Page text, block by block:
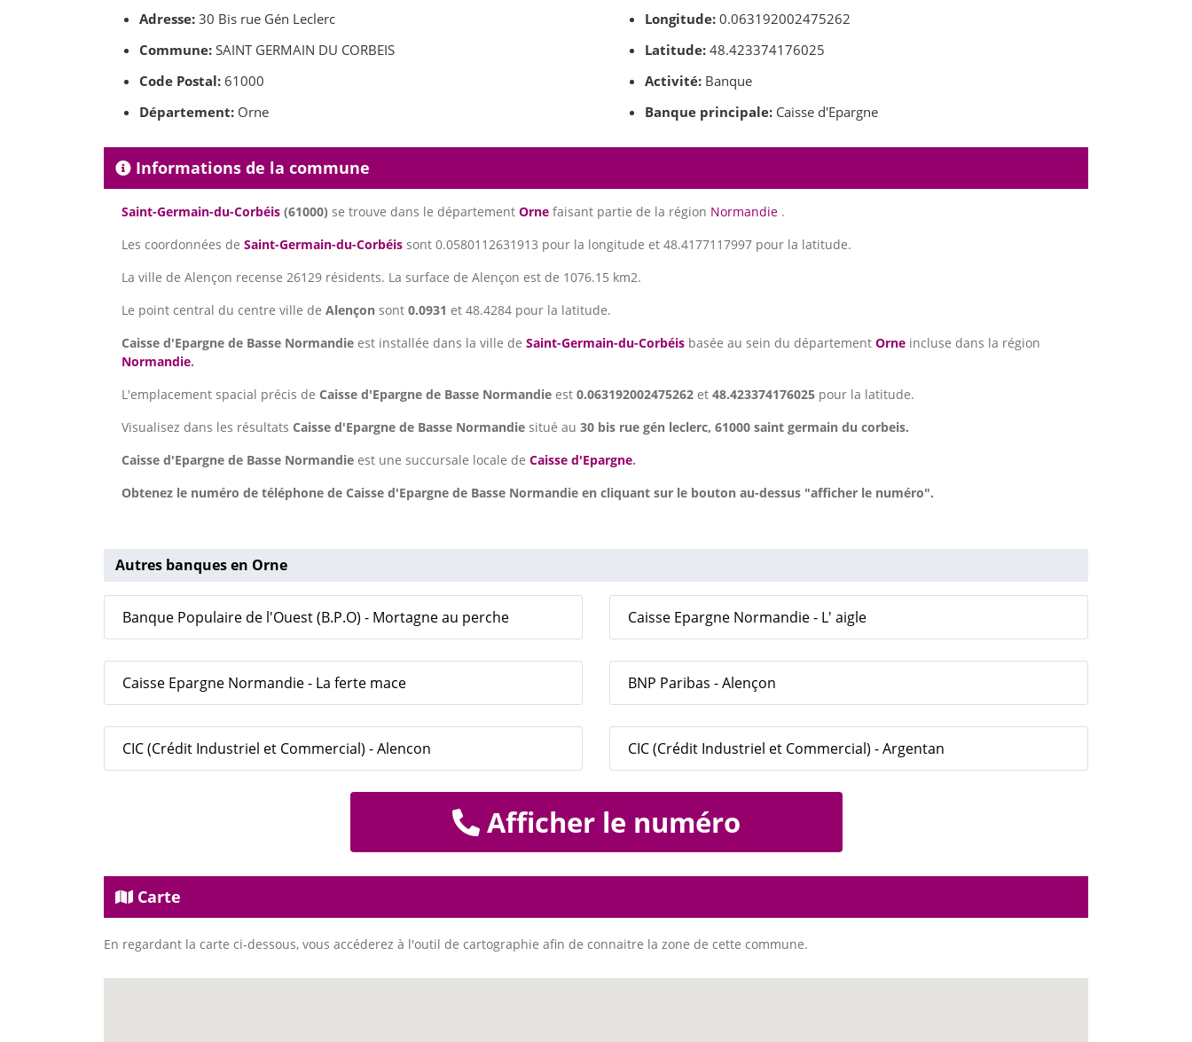
Adresse: 30 Bis rue Gén Leclerc
Commune: SAINT GERMAIN DU CORBEIS
Code Postal: 61000
Département: Orne
Longitude: 0.063192002475262
Latitude: 48.423374176025
Activité: Banque
Banque principale: Caisse d'Epargne
Informations de la commune
Saint-Germain-du-Corbéis (61000) se trouve dans le département Orne faisant partie de la région Normandie .
Les coordonnées de Saint-Germain-du-Corbéis sont 0.0580112631913 pour la longitude et 48.4177117997 pour la latitude.
La ville de Alençon recense 26129 résidents. La surface de Alençon est de 1076.15 km2.
Le point central du centre ville de Alençon sont 0.0931 et 48.4284 pour la latitude.
Caisse d'Epargne de Basse Normandie est installée dans la ville de Saint-Germain-du-Corbéis basée au sein du département Orne incluse dans la région
Normandie.
L'emplacement spacial précis de Caisse d'Epargne de Basse Normandie est 0.063192002475262 et 48.423374176025 pour la latitude.
Visualisez dans les résultats Caisse d'Epargne de Basse Normandie situé au 30 bis rue gén leclerc, 61000 saint germain du corbeis.
Caisse d'Epargne de Basse Normandie est une succursale locale de Caisse d'Epargne.
Obtenez le numéro de téléphone de Caisse d'Epargne de Basse Normandie en cliquant sur le bouton au-dessus "afficher le numéro".
Autres banques en Orne
Banque Populaire de l'Ouest (B.P.O) - Mortagne au perche Caisse Epargne Normandie - L' aigle
Caisse Epargne Normandie - La ferte mace BNP Paribas - Alençon
CIC (Crédit Industriel et Commercial) - Alencon CIC (Crédit Industriel et Commercial) - Argentan
Afficher le numéro
Carte
En regardant la carte ci-dessous, vous accéderez à l'outil de cartographie afin de connaitre la zone de cette commune.